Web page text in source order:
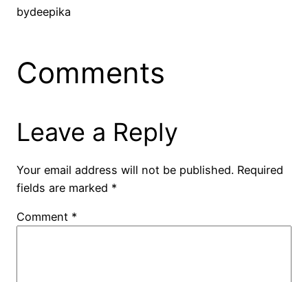
bydeepika
Comments
Leave a Reply
Your email address will not be published. Required
fields are marked *
Comment *